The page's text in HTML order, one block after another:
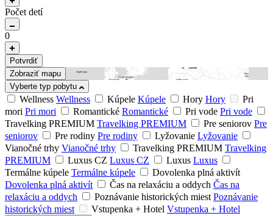
Počet detí
0
Potvrdiť
Zobraziť mapu
Vyberte typ pobytu
Wellness Wellness Kúpele Kúpele Hory Hory
Pri
mori Pri mori Romantické Romantické Pri vode Pri vode
Travelking PREMIUM Travelking PREMIUM Pre seniorov Pre
seniorov
Pre rodiny Pre rodiny Lyžovanie Lyžovanie
Vianočné trhy Vianočné trhy Travelking PREMIUM Travelking
PREMIUM
Luxus CZ Luxus CZ Luxus Luxus
Termálne kúpele Termálne kúpele
Dovolenka plná aktivít
Dovolenka plná aktivít
Čas na relaxáciu a oddych Čas na
relaxáciu a oddych
Poznávanie historických miest Poznávanie
historických miest
Vstupenka + Hotel Vstupenka + Hotel